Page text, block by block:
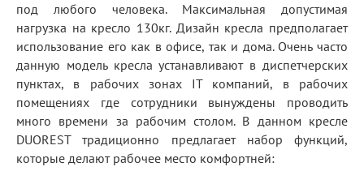
под любого человека. Максимальная допустимая
нагрузка на кресло 130кг. Дизайн кресла предполагает
использование его как в офисе, так и дома. Очень часто
данную модель кресла устанавливают в диспетчерских
пунктах, в рабочих зонах IT компаний, в рабочих
помещениях где сотрудники вынуждены проводить
много времени за рабочим столом. В данном кресле
DUOREST традиционно предлагает набор функций,
которые делают рабочее место комфортней: